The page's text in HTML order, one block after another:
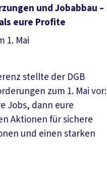
und Jobabbau –
eure Profite
1. Mai
stellte der DGB
zum 1. Mai vor:
Jobs, dann eure
Aktionen für sichere
und einen starken